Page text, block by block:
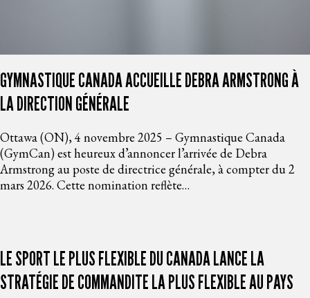
GYMNASTIQUE CANADA ACCUEILLE DEBRA ARMSTRONG À
LA DIRECTION GÉNÉRALE
Ottawa (ON), 4 novembre 2025 – Gymnastique Canada
(GymCan) est heureux d’annoncer l’arrivée de Debra
Armstrong au poste de directrice générale, à compter du 2
mars 2026. Cette nomination reflète…
LE SPORT LE PLUS FLEXIBLE DU CANADA LANCE LA
STRATÉGIE DE COMMANDITE LA PLUS FLEXIBLE AU PAYS